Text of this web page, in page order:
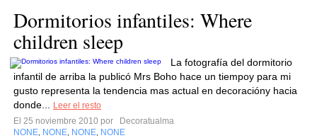
Dormitorios infantiles: Where
children sleep
La fotografía del dormitorio
infantil de arriba la publicó Mrs Boho hace un tiempoy para mi
gusto representa la tendencia mas actual en decoracióny hacia
donde...
Leer el resto
El 25 noviembre 2010 por
Decoratualma
NONE NONE NONE NONE